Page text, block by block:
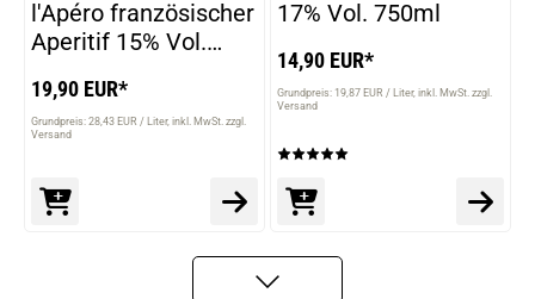
l'Apéro französischer
Aperitif 15% Vol.
19,90 EUR*
Grundpreis: 28,43 EUR / Liter inkl. MwSt. zzgl.
Versand
17% Vol. 750ml
14,90 EUR*
Grundpreis: 19,87 EUR / Liter inkl. MwSt. zzgl.
Versand